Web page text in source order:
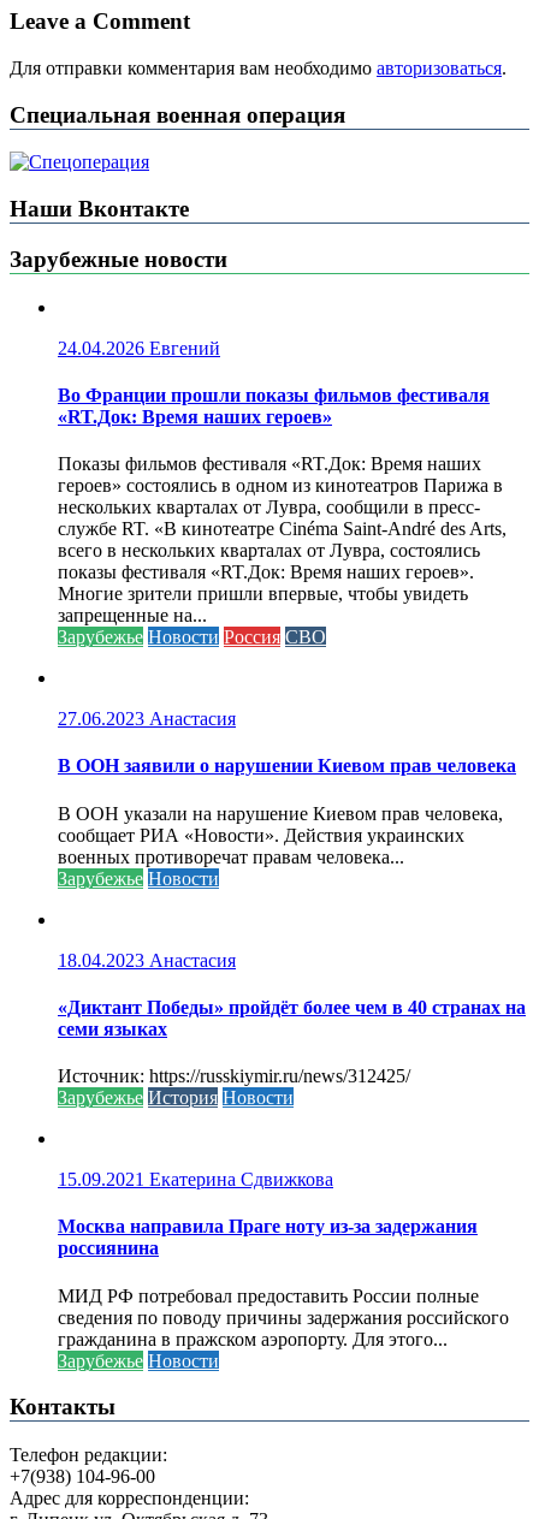
Leave a Comment
Для отправки комментария вам необходимо авторизоваться.
Специальная военная операция
Наши Вконтакте
Зарубежные новости
24.04.2026 Евгений
Во Франции прошли показы фильмов фестиваля
«RT.Док: Время наших героев»
Показы фильмов фестиваля «RT.Док: Время наших
героев» состоялись в одном из кинотеатров Парижа в
нескольких кварталах от Лувра, сообщили в пресс-
службе RT. «В кинотеатре Cinéma Saint-André des Arts,
всего в нескольких кварталах от Лувра, состоялись
показы фестиваля «RT.Док: Время наших героев».
Многие зрители пришли впервые, чтобы увидеть
запрещенные на...
Зарубежье Новости Россия СВО
27.06.2023 Анастасия
В ООН заявили о нарушении Киевом прав человека
В ООН указали на нарушение Киевом прав человека,
сообщает РИА «Новости». Действия украинских
военных противоречат правам человека...
Зарубежье Новости
18.04.2023 Анастасия
«Диктант Победы» пройдёт более чем в 40 странах на
семи языках
Источник: https://russkiymir.ru/news/312425/
Зарубежье История Новости
15.09.2021 Екатерина Сдвижкова
Москва направила Праге ноту из-за задержания
россиянина
МИД РФ потребовал предоставить России полные
сведения по поводу причины задержания российского
гражданина в пражском аэропорту. Для этого...
Зарубежье Новости
Контакты
Телефон редакции:
+7(938) 104-96-00
Адрес для корреспонденции: